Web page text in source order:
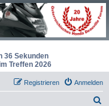
36 Sekunden
Treffen 2026
Anmelden
Registrieren